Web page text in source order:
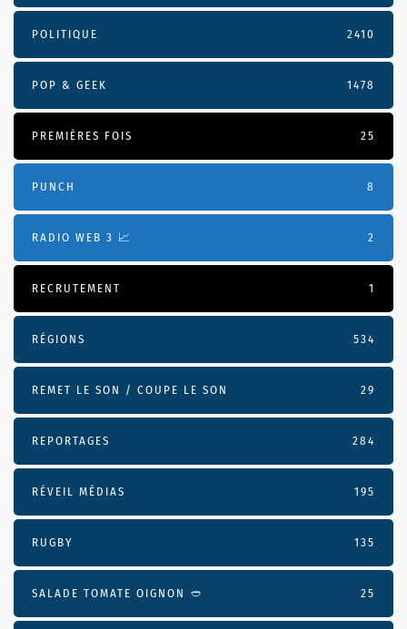
POLITIQUE 2410
POP & GEEK 1478
PREMIÈRES FOIS 25
PUNCH 8
RADIO WEB 3 📈 2
RECRUTEMENT 1
RÉGIONS 534
REMET LE SON / COUPE LE SON 29
REPORTAGES 284
RÉVEIL MÉDIAS 195
RUGBY 135
SALADE TOMATE OIGNON 🥙 25